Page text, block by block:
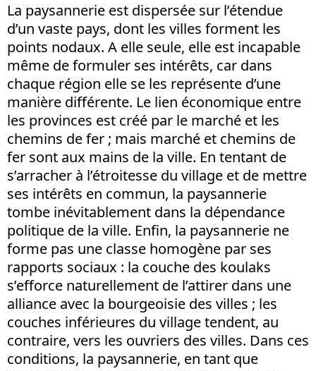
La paysannerie est dispersée sur l’étendue
d’un vaste pays, dont les villes forment les
points nodaux. A elle seule, elle est incapable
même de formuler ses intérêts, car dans
chaque région elle se les représente d’une
manière différente. Le lien économique entre
les provinces est créé par le marché et les
chemins de fer ; mais marché et chemins de
fer sont aux mains de la ville. En tentant de
s’arracher à l’étroitesse du village et de mettre
ses intérêts en commun, la paysannerie
tombe inévitablement dans la dépendance
politique de la ville. Enfin, la paysannerie ne
forme pas une classe homogène par ses
rapports sociaux : la couche des koulaks
s’efforce naturellement de l’attirer dans une
alliance avec la bourgeoisie des villes ; les
couches inférieures du village tendent, au
contraire, vers les ouvriers des villes. Dans ces
conditions, la paysannerie, en tant que